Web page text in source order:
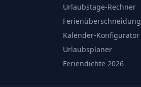
Urlaubstage-Rechner
Ferienüberschneidung
Kalender-Konfigurator
Urlaubsplaner
Feriendichte 2026